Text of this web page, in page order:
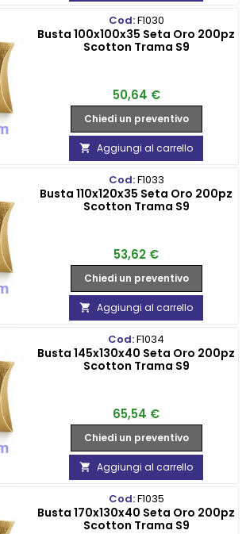
Cod:F1030
Busta 100x100x35 Seta Oro 200pz
Scotton Trama S9
Prezzo
50,64 €
Chiedi un preventivo
 Aggiungi al carrello
Cod:F1033
Busta 110x120x35 Seta Oro 200pz
Scotton Trama S9
Prezzo
53,62 €
Chiedi un preventivo
 Aggiungi al carrello
Cod:F1034
Busta 145x130x40 Seta Oro 200pz
Scotton Trama S9
Prezzo
65,54 €
Chiedi un preventivo
 Aggiungi al carrello
Cod:F1035
Busta 170x130x40 Seta Oro 200pz
Scotton Trama S9